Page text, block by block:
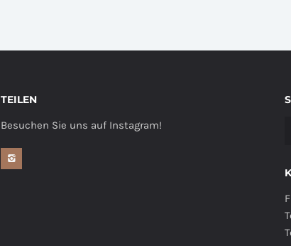
TEILEN
Besuchen Sie uns auf Instagram!